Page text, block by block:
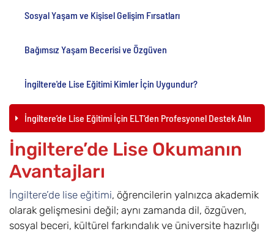
Sosyal Yaşam ve Kişisel Gelişim Fırsatları
Bağımsız Yaşam Becerisi ve Özgüven
İngiltere'de Lise Eğitimi Kimler İçin Uygundur?
İngiltere’de Lise Eğitimi İçin ELT’den Profesyonel Destek Alın
İngiltere’de Lise Okumanın
Avantajları
İngiltere’de lise eğitimi, öğrencilerin yalnızca akademik
olarak gelişmesini değil; aynı zamanda dil, özgüven,
sosyal beceri, kültürel farkındalık ve üniversite hazırlığı